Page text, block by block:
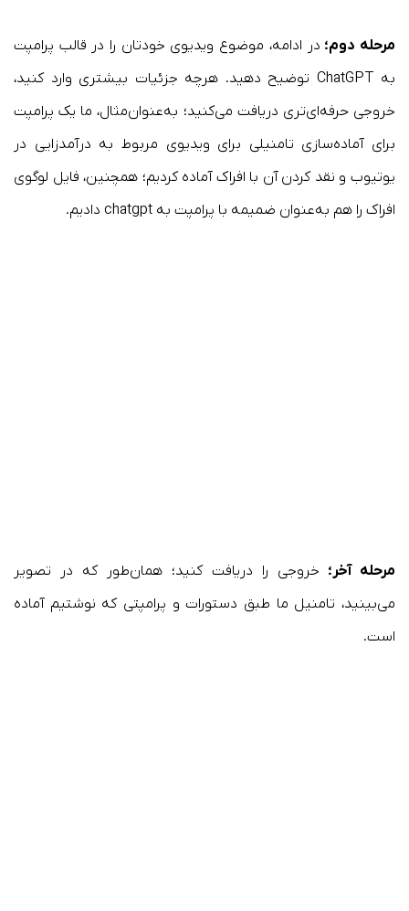
مرحله دوم؛ در ادامه، موضوع ویدیوی خودتان را در قالب پرامپت
به ChatGPT توضیح دهید. هرچه جزئیات بیشتری وارد کنید،
خروجی حرفه‌ای‌تری دریافت می‌کنید؛ به‌عنوان‌مثال، ما یک پرامپت
برای آماده‌سازی تامنیلی برای ویدیوی مربوط به درآمدزایی در
یوتیوب و نقد کردن آن با افراک آماده کردیم؛ همچنین، فایل لوگوی
افراک را هم به‌عنوان ضمیمه با پرامپت به chatgpt دادیم.
مرحله آخر؛ خروجی را دریافت کنید؛ همان‌طور که در تصویر
می‌بینید، تامنیل ما طبق دستورات و پرامپتی که نوشتیم آماده
است.